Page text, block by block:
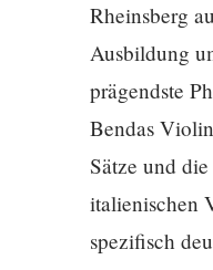
Rheinsberg
Ausbildung
prägendste
Bendas
Sätze und
italienischen
spezifisch